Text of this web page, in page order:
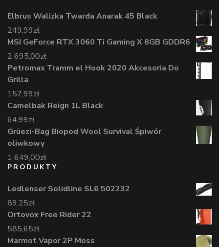
Elbrus Walizka Twarda Anarak 45 Black
249,99zł
MSI GeForce RTX 3060 Ti Gaming X 8GB GDDR6
2 695,00zł
Petromax Tramm el Hook 2020 Akcesoria Do
Grilla
157,99zł
Camelbak Reign 1L Black
64,99zł
Grüezi-Bag Biopod Wool Survival Śpiwór
oliwkowy
1 649,00zł
PRODUKTY
Ledlenser Solidline SL6 502232
89,25zł
Ortovox Free Rider 22
585,65zł
Marmot Vapor 2P Moss